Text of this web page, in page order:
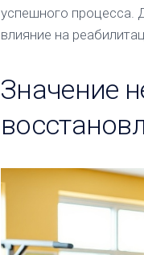
успешного процесса.
влияние на
Значение